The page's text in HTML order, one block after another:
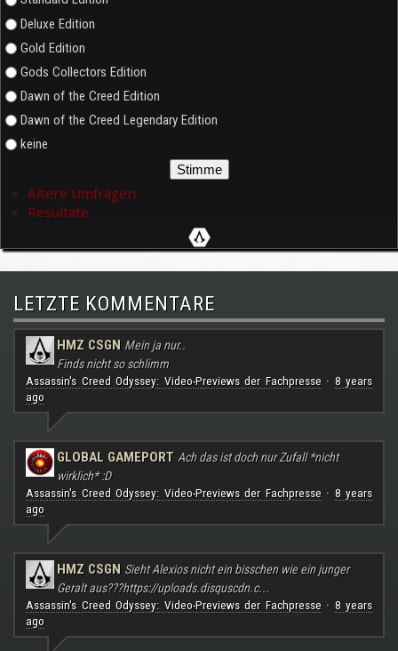
Deluxe Edition
Gold Edition
Gods Collectors Edition
Dawn of the Creed Edition
Dawn of the Creed Legendary Edition
keine
Ältere Umfragen
Resultate
LETZTE KOMMENTARE
HMZ CSGN Mein ja nur..
Finds nicht so schlimm
Assassin's Creed Odyssey: Video-Previews der Fachpresse· 8 years
ago
GLOBAL GAMEPORT Ach das ist doch nur Zufall *nicht
wirklich* :D
Assassin's Creed Odyssey: Video-Previews der Fachpresse· 8 years
ago
HMZ CSGN Sieht Alexios nicht ein bisschen wie ein junger
Geralt aus???https://uploads.disquscdn.c...
Assassin's Creed Odyssey: Video-Previews der Fachpresse· 8 years
ago